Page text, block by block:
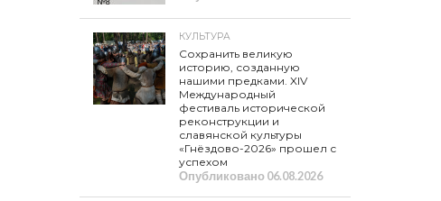
КУЛЬТУРА
Сохранить великую
историю, созданную
нашими предками. XIV
Международный
фестиваль исторической
реконструкции и
славянской культуры
«Гнёздово-2026» прошел с
успехом
Опубликовано06.08.2026